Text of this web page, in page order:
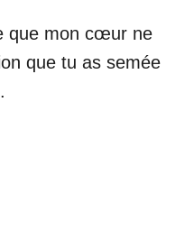
que mon cœur ne
que tu as semée